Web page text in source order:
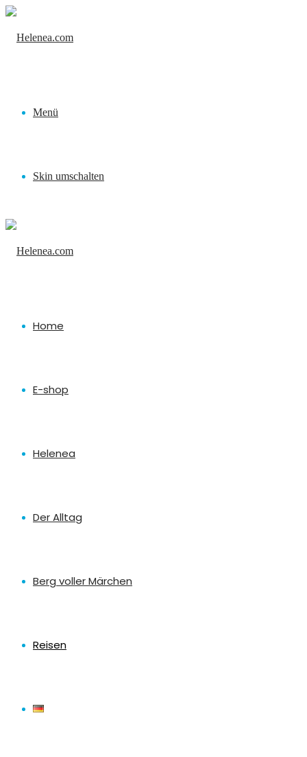
Menü
Skin umschalten
Home
E-shop
Helenea
Der Alltag
Berg voller Märchen
Reisen